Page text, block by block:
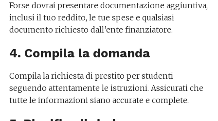
Forse dovrai presentare documentazione aggiuntiva,
inclusi il tuo reddito, le tue spese e qualsiasi
documento richiesto dall’ente finanziatore.
4. Compila la domanda
Compila la richiesta di prestito per studenti
seguendo attentamente le istruzioni. Assicurati che
tutte le informazioni siano accurate e complete.